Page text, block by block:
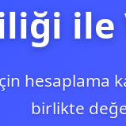
ile
hesaplama
birlikte